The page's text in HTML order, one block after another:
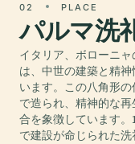
02 PLACE
パルマ洗
イタリア、ボローニ
は、中世の建築と精
います。この八角形
で造られ、精神的な
合を象徴しています
で建設が命じられた